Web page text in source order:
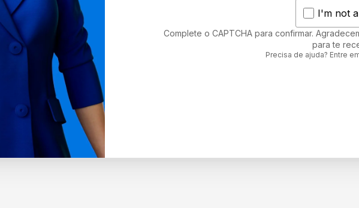
I'm not
Complete o CAPTCHA para confirmar.
para te
Precisa de ajuda? Entre